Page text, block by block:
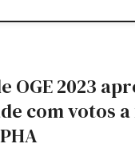
OGE 2023
com votos